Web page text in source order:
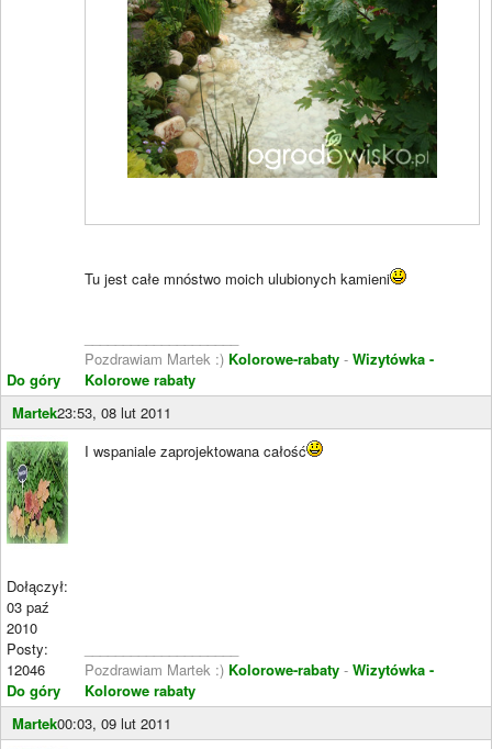
Do góry
Tu jest całe mnóstwo moich ulubionych kamieni
Pozdrawiam Martek :) Kolorowe-rabaty - Wizytówka -
Kolorowe rabaty
Martek23:53, 08 lut 2011
Dołączył:
03 paź
2010
Posty:
12046
Do góry
I wspaniale zaprojektowana całość
Pozdrawiam Martek :) Kolorowe-rabaty - Wizytówka -
Kolorowe rabaty
Martek00:03, 09 lut 2011